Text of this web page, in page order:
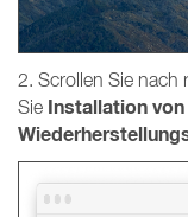
2. Scrollen Sie nach
Sie Installation